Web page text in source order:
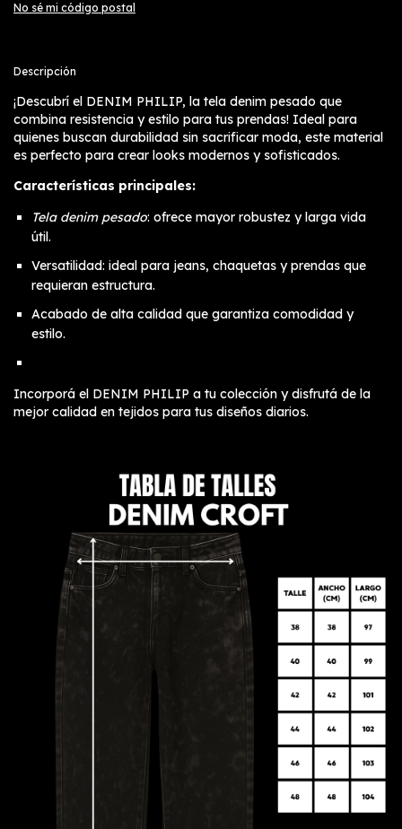
No sé mi código postal
Descripción
¡Descubrí el DENIM PHILIP, la tela denim pesado que
combina resistencia y estilo para tus prendas! Ideal para
quienes buscan durabilidad sin sacrificar moda, este material
es perfecto para crear looks modernos y sofisticados.
Características principales:
Tela denim pesado: ofrece mayor robustez y larga vida
útil.
Versatilidad: ideal para jeans, chaquetas y prendas que
requieran estructura.
Acabado de alta calidad que garantiza comodidad y
estilo.
Incorporá el DENIM PHILIP a tu colección y disfrutá de la
mejor calidad en tejidos para tus diseños diarios.